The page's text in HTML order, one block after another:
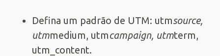
Defina um padrão de UTM: utmsource,
utmmedium, utmcampaign, utmterm,
utm_content.